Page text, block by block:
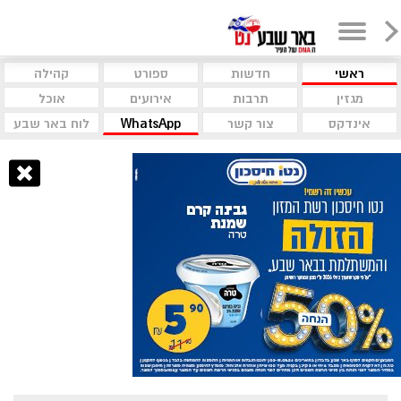
ראשי חדשות ספורט
קהילה
מגזין
תרבות אירועים
אוכל
אינדקס
צור קשר WhatsApp לוח באר שבע